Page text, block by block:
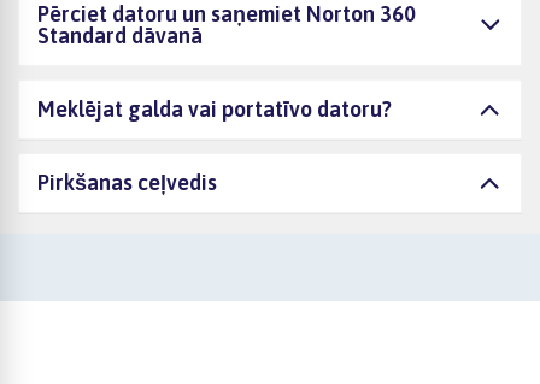
Pērciet datoru un saņemiet Norton 360
Standard dāvanā
Meklējat galda vai portatīvo datoru?
Pirkšanas ceļvedis